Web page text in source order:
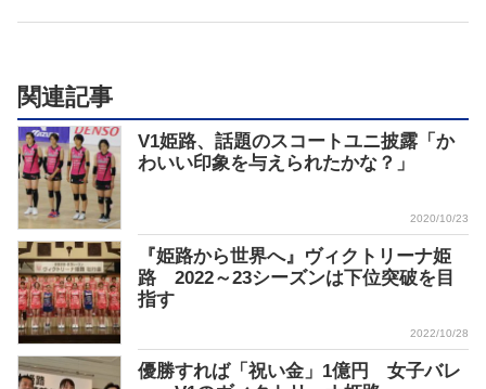
関連記事
V1姫路、話題のスコートユニ披露「か
わいい印象を与えられたかな？」
2020/10/23
『姫路から世界へ』ヴィクトリーナ姫
路 2022～23シーズンは下位突破を目
指す
2022/10/28
優勝すれば「祝い金」1億円 女子バレ